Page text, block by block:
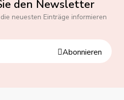
den Newsletter
neuesten Einträge informieren
Abonnieren